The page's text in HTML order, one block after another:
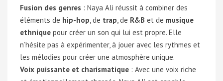
Fusion des genres : Naya Ali réussit à combiner des
éléments de hip-hop, de trap, de R&B et de musique
ethnique pour créer un son qui lui est propre. Elle
n’hésite pas à expérimenter, à jouer avec les rythmes et
les mélodies pour créer une atmosphère unique.
Voix puissante et charismatique : Avec une voix riche